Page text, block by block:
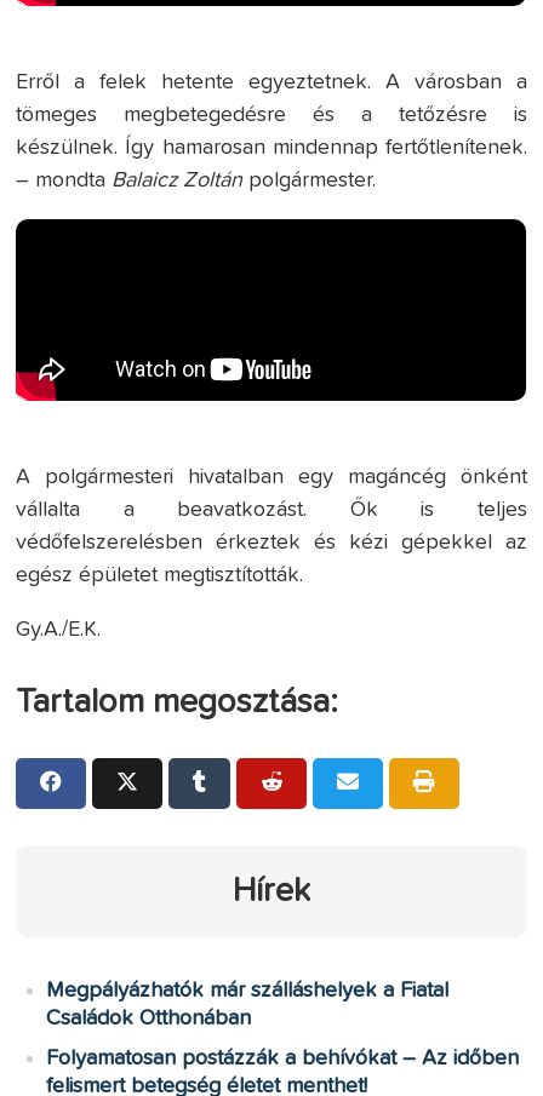
Erről a felek hetente egyeztetnek. A városban a
tömeges megbetegedésre és a tetőzésre is
készülnek. Így hamarosan mindennap fertőtlenítenek.
– mondta Balaicz Zoltánpolgármester.
A polgármesteri hivatalban egy magáncég önként
vállalta a beavatkozást. Ők is teljes
védőfelszerelésben érkeztek és kézi gépekkel az
egész épületet megtisztították.
Gy.A./E.K.
Tartalom megosztása:
Hírek
Megpályázhatók már szálláshelyek a Fiatal
Családok Otthonában
Folyamatosan postázzák a behívókat – Az időben
felismert betegség életet menthet!